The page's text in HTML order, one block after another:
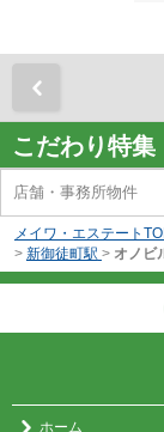
こだわり特集
店舗・事務所物件
メイワ・エステート
> 新御徒町駅 > オノビ
ホーム